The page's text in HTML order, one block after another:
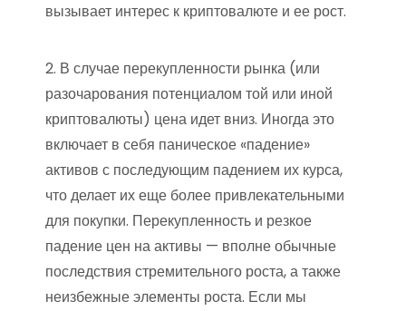
вызывает интерес к криптовалюте и ее рост.
2. В случае перекупленности рынка (или
разочарования потенциалом той или иной
криптовалюты) цена идет вниз. Иногда это
включает в себя паническое «падение»
активов с последующим падением их курса,
что делает их еще более привлекательными
для покупки. Перекупленность и резкое
падение цен на активы — вполне обычные
последствия стремительного роста, а также
неизбежные элементы роста. Если мы